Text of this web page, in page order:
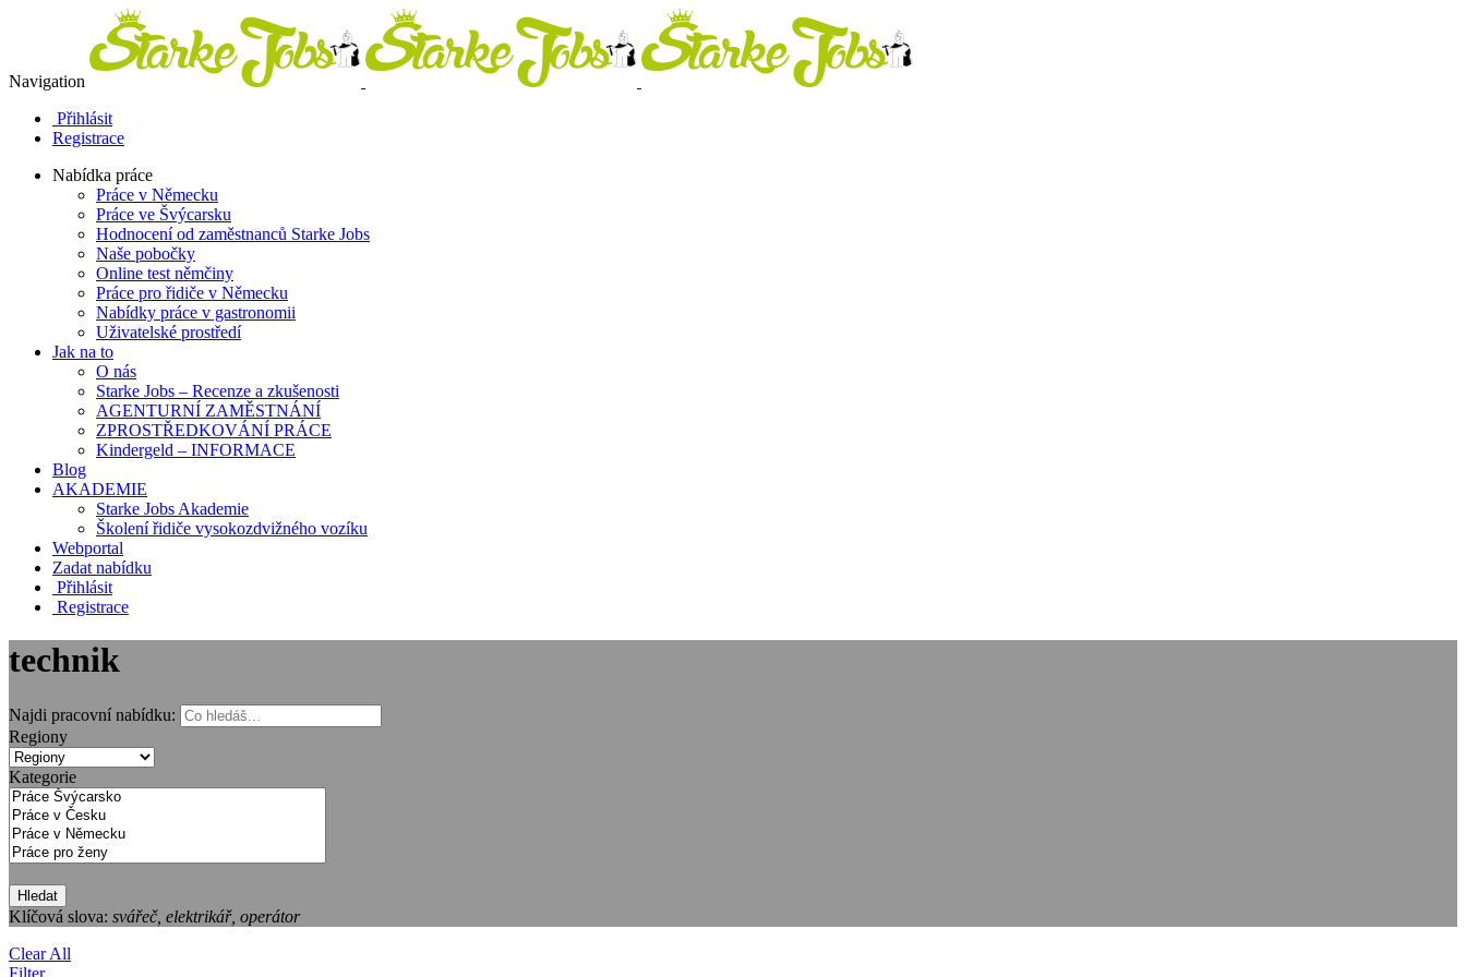
Navigation
Přihlásit
Registrace
Nabídka práce
Práce v Německu
Práce ve Švýcarsku
Hodnocení od zaměstnanců Starke Jobs
Naše pobočky
Online test němčiny
Práce pro řidiče v Německu
Nabídky práce v gastronomii
Uživatelské prostředí
Jak na to
O nás
Starke Jobs – Recenze a zkušenosti
AGENTURNÍ ZAMĚSTNÁNÍ
ZPROSTŘEDKOVÁNÍ PRÁCE
Kindergeld – INFORMACE
Blog
AKADEMIE
Starke Jobs Akademie
Školení řidiče vysokozdvižného vozíku
Webportal
Zadat nabídku
Přihlásit
Registrace
technik
Najdi pracovní nabídku:
Regiony
Kategorie
Hledat
Klíčová slova: svářeč, elektrikář, operátor
Clear All
Filter